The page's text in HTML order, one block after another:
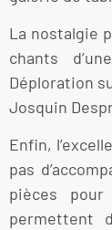
La nostalgie
chants
Déploration
Josquin
Enfin,
pas
pièces
permettent